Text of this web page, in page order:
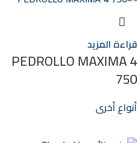
قراءة المزيد
PEDROLLO MAXIMA 4
750
أنواع أخرى